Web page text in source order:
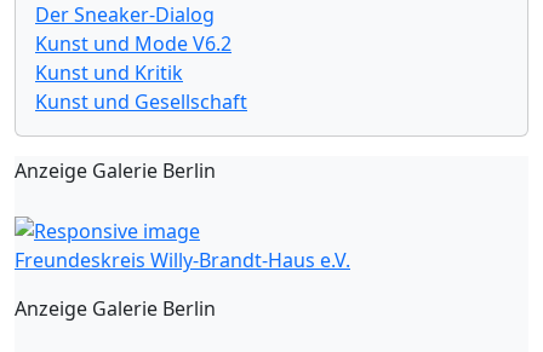
Der Sneaker-Dialog
Kunst und Mode V6.2
Kunst und Kritik
Kunst und Gesellschaft
Anzeige Galerie Berlin
Freundeskreis Willy-Brandt-Haus e.V.
Anzeige Galerie Berlin